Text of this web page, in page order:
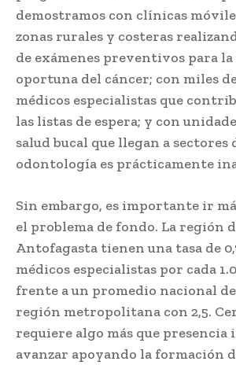
demostramos con clínicas
zonas rurales y costeras
de exámenes preventivos para
oportuna del cáncer; con miles
médicos especialistas que
las listas de espera; y con
salud bucal que llegan a sectores
odontología es prácticamente
Sin embargo, es importante ir
el problema de fondo. La región
Antofagasta tienen una tasa de
médicos especialistas por cada
frente a un promedio nacional de
región metropolitana con 2,5.
requiere algo más que presencia
avanzar apoyando la formación